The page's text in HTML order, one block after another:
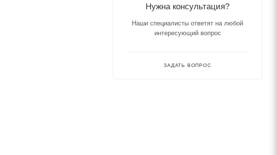
Нужна консультация?
Наши специалисты ответят на любой
интересующий вопрос
ЗАДАТЬ ВОПРОС